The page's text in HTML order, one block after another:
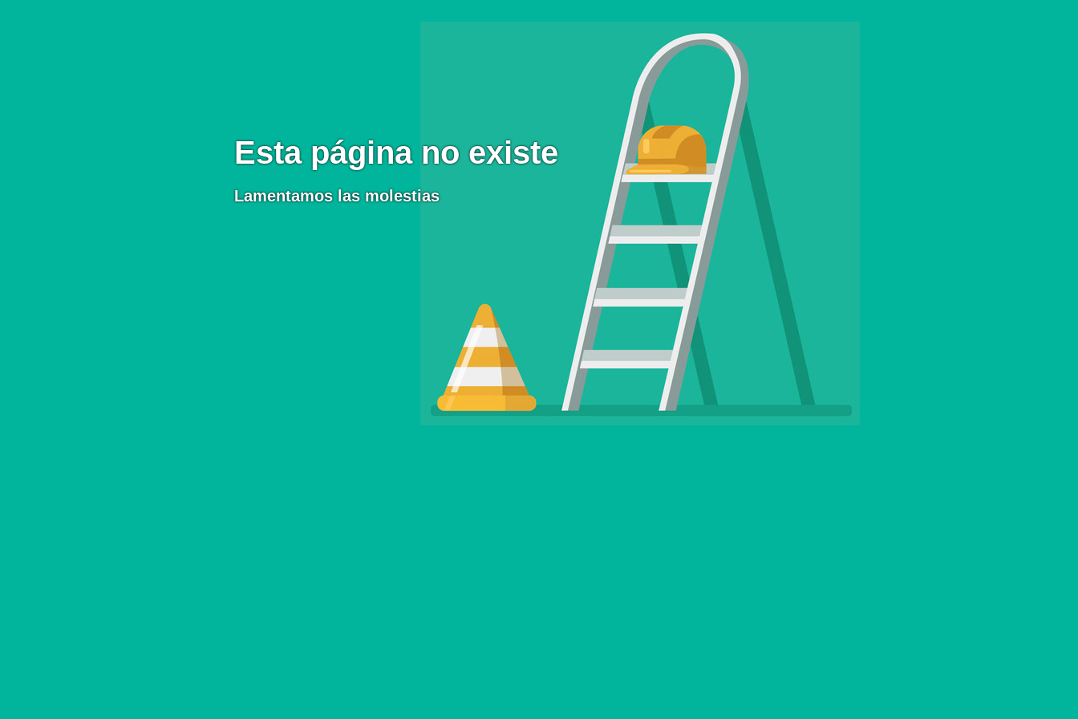
Esta página no existe
Lamentamos las molestias